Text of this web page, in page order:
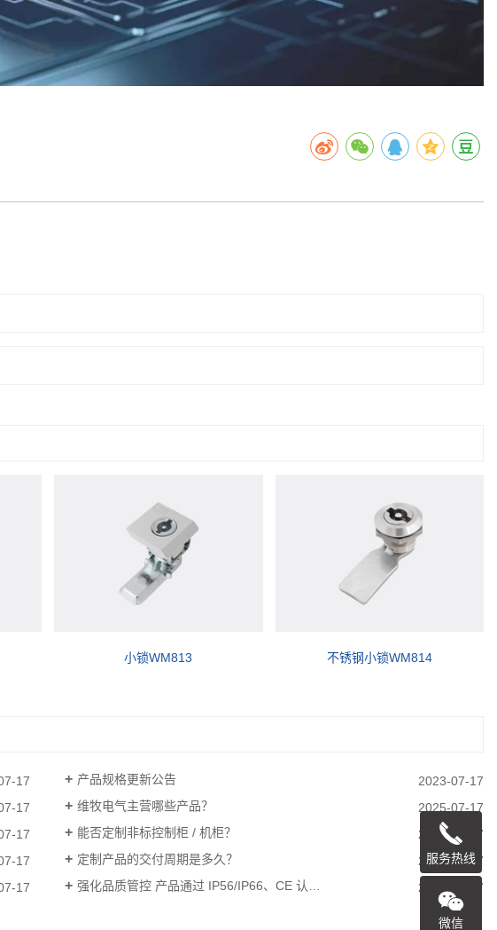
不锈钢小锁WM814 新型GB01壁挂件
17 产品规格更新公告
2023-07-17
17 维牧电气主营哪些产品？
2025-07-17
17 能否定制非标控制柜 / 机柜？
2023-07-17
17 定制产品的交付周期是多久？
2023-07-17
17 强化品质管控 产品通过 IP56/IP66、CE 认… 2023-07-17
服务热线
微信